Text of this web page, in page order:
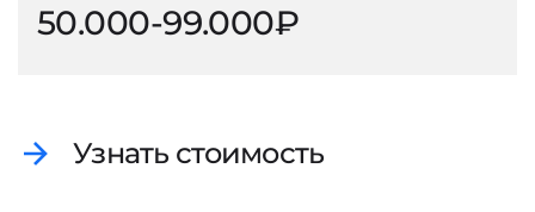
50.000-99.000₽
Узнать стоимость